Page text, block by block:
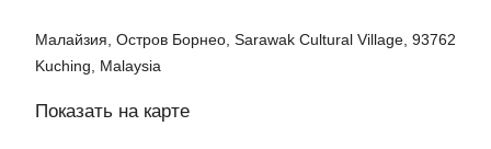
Малайзия, Остров Борнео, Sarawak Cultural Village, 93762
Kuching, Malaysia
Показать на карте